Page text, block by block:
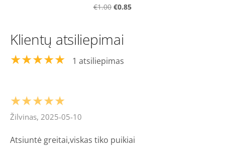
€1.00 €0.85
Klientų atsiliepimai
★★★★★ 1 atsiliepimas
★★★★★
Žilvinas, 2025-05-10
Atsiuntė greitai,viskas tiko puikiai